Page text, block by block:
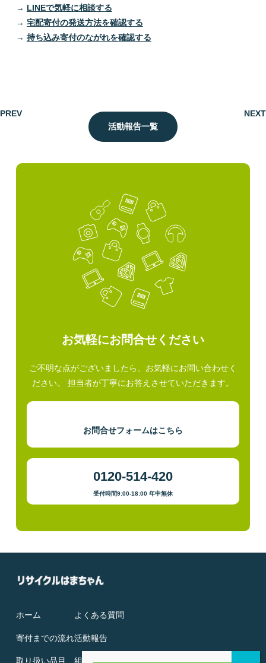
→ LINEで気軽に相談する
→ 宅配寄付の発送方法を確認する
→ 持ち込み寄付のながれを確認する
PREV
活動報告一覧
NEXT
お気軽にお問合せください
ご不明な点がございましたら、お気軽にお問い合わせく
ださい。 担当者が丁寧にお答えさせていただきます。
お問合せフォームはこちら
0120-514-420
受付時間9:00-18:00 年中無休
ホーム
寄付までの流れ
取り扱い品目
よくある質問
活動報告
組織概要